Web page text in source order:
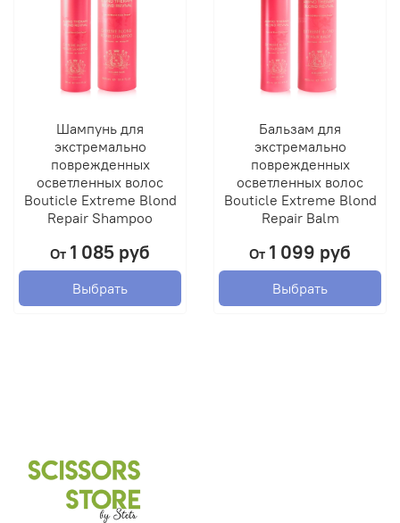
Шампунь для
экстремально
поврежденных
осветленных волос
Bouticle Extreme Blond
Repair Shampoo
От 1 085 руб
Выбрать
Бальзам для
экстремально
поврежденных
осветленных волос
Bouticle Extreme Blond
Repair Balm
От 1 099 руб
Выбрать